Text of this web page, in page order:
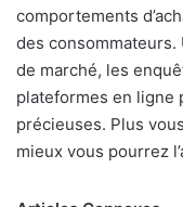
comportements
des
de marché, les
plateformes en ligne
précieuses. Plus
mieux vous pourrez